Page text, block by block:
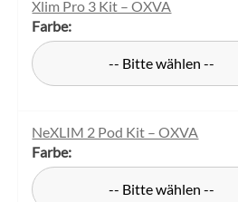
Xlim Pro 3 Kit – OXVA
Farbe:
-- Bitte wählen --
NeXLIM 2 Pod Kit – OXVA
Farbe:
-- Bitte wählen --